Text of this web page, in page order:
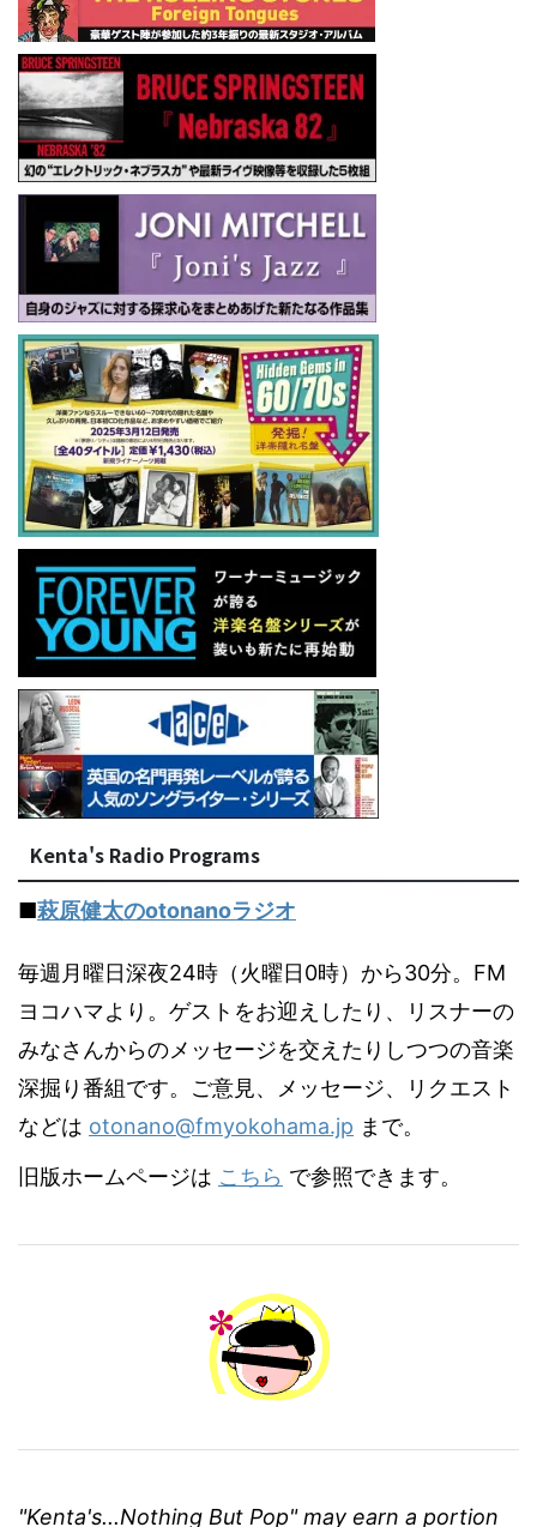
Kenta's Radio Programs
■萩原健太のotonanoラジオ
毎週月曜日深夜24時（火曜日0時）から30分。FM
ヨコハマより。ゲストをお迎えしたり、リスナーの
みなさんからのメッセージを交えたりしつつの音楽
深掘り番組です。ご意見、メッセージ、リクエスト
などは otonano@fmyokohama.jp まで。
旧版ホームページは こちら で参照できます。
"Kenta's...Nothing But Pop" may earn a portion